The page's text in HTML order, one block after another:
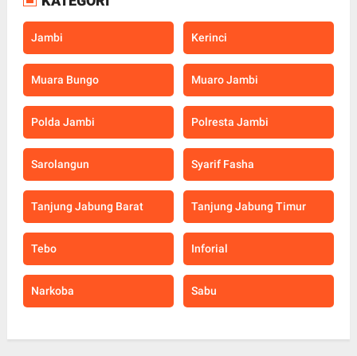
Jambi Kerinci
Muara Bungo Muaro Jambi
Polda Jambi Polresta Jambi
Sarolangun Syarif Fasha
Tanjung Jabung Barat Tanjung Jabung Timur
Tebo Inforial
Narkoba Sabu